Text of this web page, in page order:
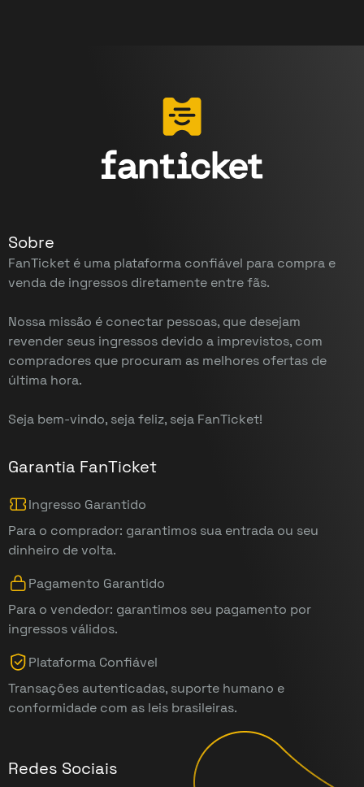
Sobre
FanTicket é uma plataforma confiável para compra e
venda de ingressos diretamente entre fãs.
Nossa missão é conectar pessoas, que desejam
revender seus ingressos devido a imprevistos, com
compradores que procuram as melhores ofertas de
última hora.
Seja bem-vindo, seja feliz, seja FanTicket!
Garantia FanTicket
Ingresso Garantido
Para o comprador: garantimos sua entrada ou seu
dinheiro de volta.
Pagamento Garantido
Para o vendedor: garantimos seu pagamento por
ingressos válidos.
Plataforma Confiável
Transações autenticadas, suporte humano e
conformidade com as leis brasileiras.
Redes Sociais